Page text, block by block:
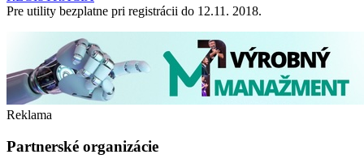
Pre utility bezplatne pri registrácii do 12.11. 2018.
Reklama
Partnerské organizácie